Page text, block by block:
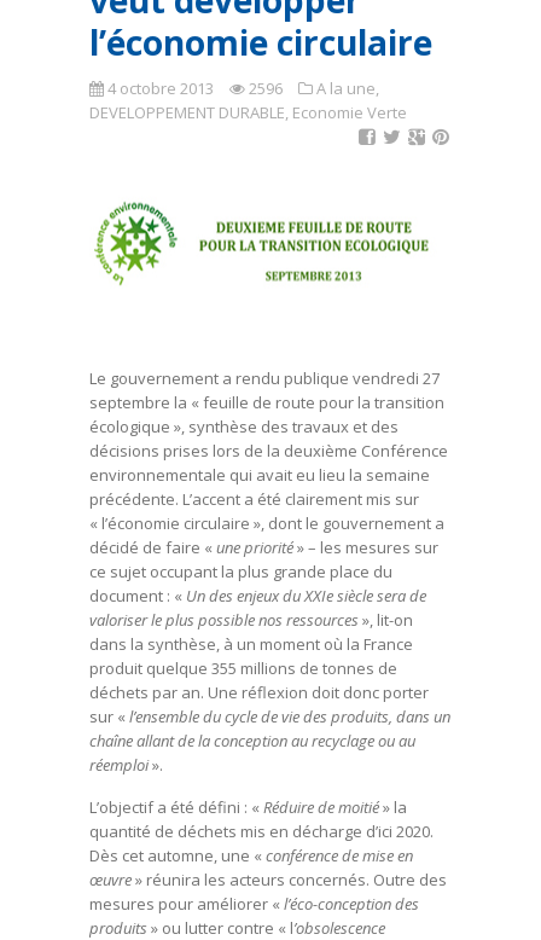
l’économie circulaire
4 octobre 2013 2596 A la une,
DEVELOPPEMENT DURABLE, Economie Verte
Le gouvernement a rendu publique vendredi 27
septembre la « feuille de route pour la transition
écologique », synthèse des travaux et des
décisions prises lors de la deuxième Conférence
environnementale qui avait eu lieu la semaine
précédente. L’accent a été clairement mis sur
« l’économie circulaire », dont le gouvernement a
décidé de faire « une priorité» – les mesures sur
ce sujet occupant la plus grande place du
document : « Un des enjeux du XXIe siècle sera de
valoriser le plus possible nos ressources », lit-on
dans la synthèse, à un moment où la France
produit quelque 355 millions de tonnes de
déchets par an. Une réflexion doit donc porter
sur « l’ensemble du cycle de vie des produits, dans un
chaîne allant de la conception au recyclage ou au
réemploi».
L’objectif a été défini : « Réduire de moitié» la
quantité de déchets mis en décharge d’ici 2020.
Dès cet automne, une « conférence de mise en
œuvre» réunira les acteurs concernés. Outre des
mesures pour améliorer « l’éco-conception des
produits » ou lutter contre « l’obsolescence